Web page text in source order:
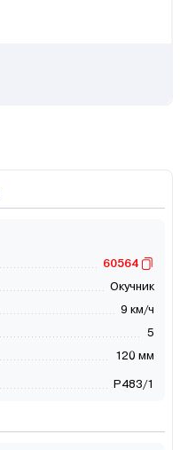
60564
Окучник
9 км/ч
5
120 мм
P483/1